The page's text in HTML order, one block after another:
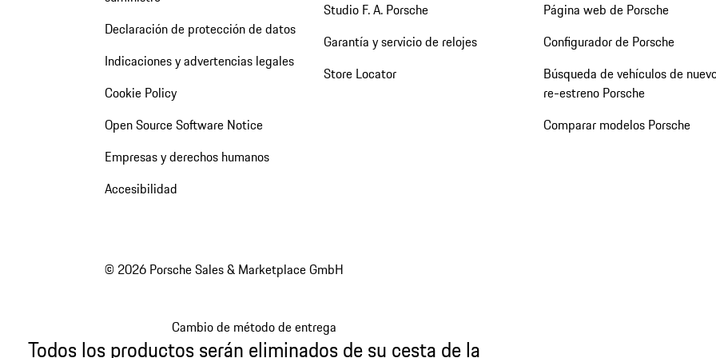
Declaración de protección de datos
Indicaciones y advertencias legales
Cookie Policy
Open Source Software Notice
Empresas y derechos humanos
Accesibilidad
Studio F. A. Porsche
Garantía y servicio de relojes
Store Locator
Página web de Porsche
Configurador de Porsche
Búsqueda de vehículos de
re-estreno Porsche
Comparar modelos Porsche
© 2026 Porsche Sales & Marketplace GmbH
Cambio de método de entrega
Todos los productos serán eliminados de su cesta de la